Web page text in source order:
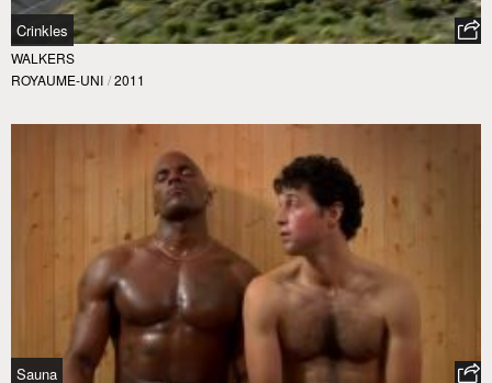
Crinkles
WALKERS
ROYAUME-UNI / 2011
Sauna